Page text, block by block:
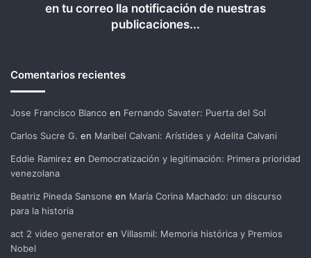
en tu correo lla notificación de nuestras
publicaciones...
Comentarios recientes
Jose Francisco Blanco en Fernando Savater: Puerta del Sol
Carlos Sucre G. en Maribel Calvani: Arístides y Adelita Calvani
Eddie Ramirez en Democratización y legitimación: Primera prioridad
venezolana
Beatriz Pineda Sansone en María Corina Machado: un discurso
para la historia
act 2 video generator en Villasmil: Memoria histórica y Premios
Nobel